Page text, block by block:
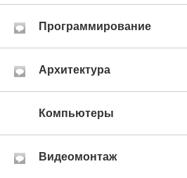
Программирование
Архитектура
Компьютеры
Видеомонтаж